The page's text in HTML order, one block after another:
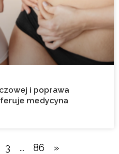
i poprawa
medycyna
3 … 86 »